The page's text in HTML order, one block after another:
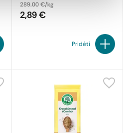
289.00 €/kg
2,89 €
Pridėti